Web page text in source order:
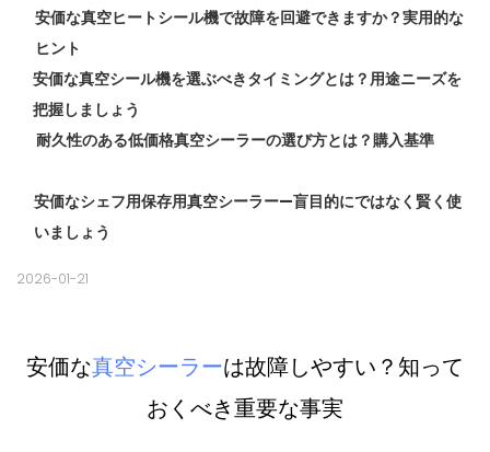
安価な真空ヒートシール機で故障を回避できますか？実用的な
ヒント
安価な真空シール機を選ぶべきタイミングとは？用途ニーズを
把握しましょう
耐久性のある低価格真空シーラーの選び方とは？購入基準
安価なシェフ用保存用真空シーラー—盲目的にではなく賢く使
いましょう
2026-01-21
安価な真空シーラーは故障しやすい？知って
おくべき重要な事実